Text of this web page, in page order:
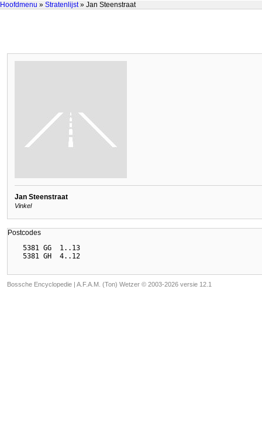
Hoofdmenu » Stratenlijst» Jan Steenstraat
Jan Steenstraat
Vinkel
Postcodes
  5381 GG  1..13
Bossche Encyclopedie | A.F.A.M. (Ton) Wetzer © 2003-2026 versie 12.1